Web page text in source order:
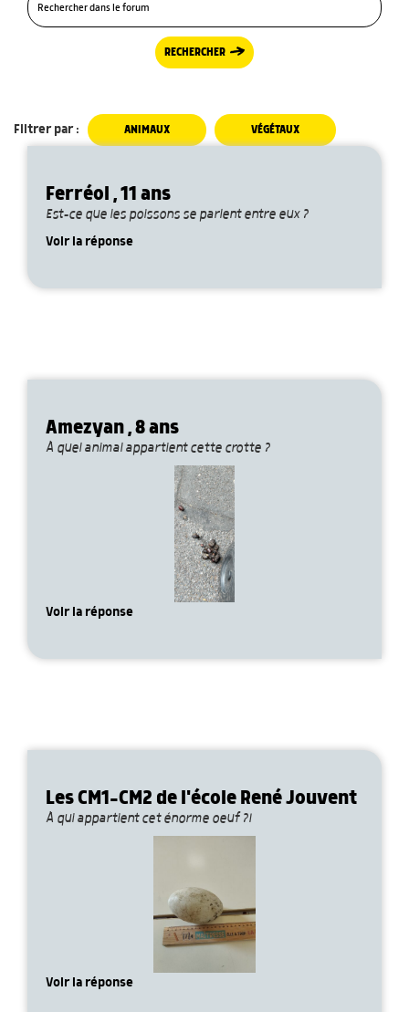
RECHERCHER
Filtrer par : ANIMAUX VÉGÉTAUX
Ferréol , 11 ans
Est-ce que les poissons se parlent entre eux ?
Voir la réponse
Amezyan , 8 ans
À quel animal appartient cette crotte ?
Voir la réponse
Les CM1-CM2 de l'école René Jouvent
À qui appartient cet énorme oeuf ?!
Voir la réponse